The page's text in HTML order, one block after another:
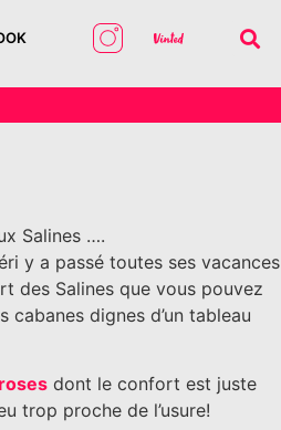
Salines ….
y a passé toutes ses vacances
des Salines que vous pouvez
dignes d’un tableau
dont le confort est juste
trop proche de l’usure!